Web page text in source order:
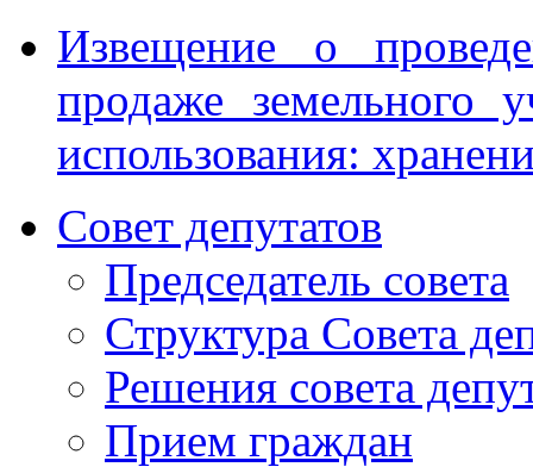
Извещение о
продаже земельного
использования:
Совет депутатов
Председатель совета
Структура Совета
Решения совета
Прием граждан